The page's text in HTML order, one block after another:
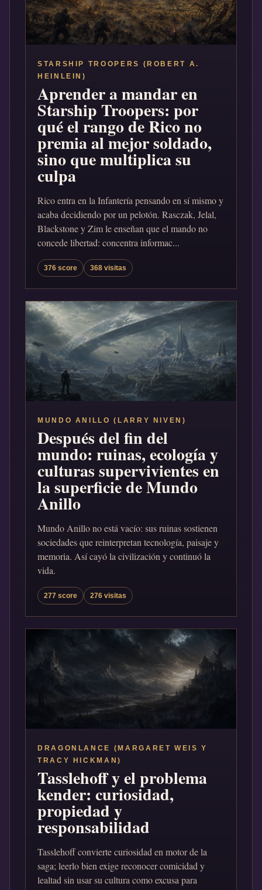
STARSHIP TROOPERS (ROBERT A.
HEINLEIN)
Aprender a mandar en
Starship Troopers: por
qué el rango de Rico no
premia al mejor soldado,
sino que multiplica su
culpa
Rico entra en la Infantería pensando en sí mismo y
acaba decidiendo por un pelotón. Rasczak, Jelal,
Blackstone y Zim le enseñan que el mando no
concede libertad: concentra informac...
376 score 368 visitas
MUNDO ANILLO (LARRY NIVEN)
Después del fin del
mundo: ruinas, ecología y
culturas supervivientes en
la superficie de Mundo
Anillo
Mundo Anillo no está vacío: sus ruinas sostienen
sociedades que reinterpretan tecnología, paisaje y
memoria. Así cayó la civilización y continuó la
vida.
277 score 276 visitas
DRAGONLANCE (MARGARET WEIS Y
TRACY HICKMAN)
Tasslehoff y el problema
kender: curiosidad,
propiedad y
responsabilidad
Tasslehoff convierte curiosidad en motor de la
saga; leerlo bien exige reconocer comicidad y
lealtad sin usar su cultura como excusa para